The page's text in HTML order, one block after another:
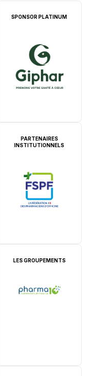
SPONSOR PLATINUM
PARTENAIRES
INSTITUTIONNELS
LES GROUPEMENTS